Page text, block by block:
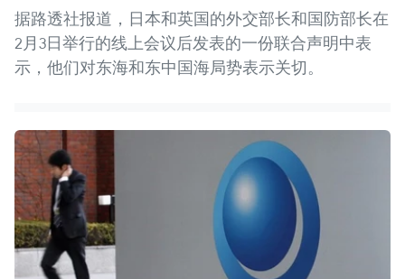
据路透社报道，日本和英国的外交部长和国防部长在
2月3日举行的线上会议后发表的一份联合声明中表
示，他们对东海和东中国海局势表示关切。